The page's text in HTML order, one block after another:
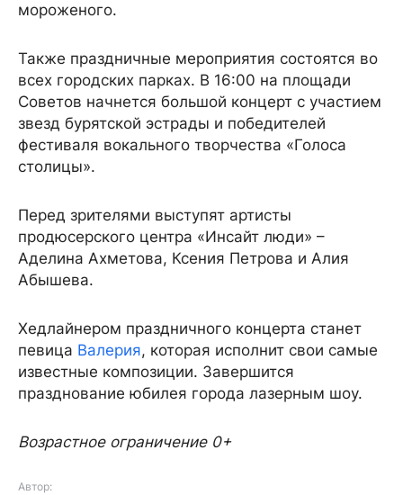
мороженого.
Также праздничные мероприятия состоятся во
всех городских парках. В 16:00 на площади
Советов начнется большой концерт с участием
звезд бурятской эстрады и победителей
фестиваля вокального творчества «Голоса
столицы».
Перед зрителями выступят артисты
продюсерского центра «Инсайт люди» –
Аделина Ахметова, Ксения Петрова и Алия
Абышева.
Хедлайнером праздничного концерта станет
певица Валерия, которая исполнит свои самые
известные композиции. Завершится
празднование юбилея города лазерным шоу.
Возрастное ограничение 0+
Автор: